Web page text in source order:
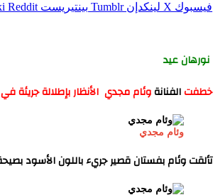
فيسبوك ‫X لينكدإن بينتيريست
نورهان عيد
خطفتالفنانةوئام مجدي الأنظار بإطلالة جريئة
وئام مجدي
تألقت وئام بفستان قصير جريء باللون الأسود